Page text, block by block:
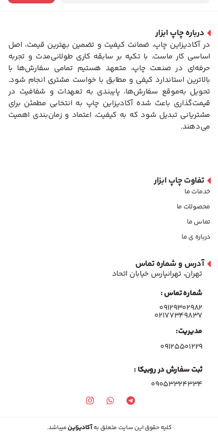
درباره چاپ ابزار
در آکادیزاین چاپ، ضمانت کیفیت و تضمین بهترین قیمت، اصل
اساسی کار ماست. با تکیه بر سابقه کاری طولانی‌مدت و تجربه
حرفه‌ای در صنعت چاپ، متعهد هستیم تمامی سفارش‌ها با
بالاترین استاندارد کیفی و مطابق با خواست مشتری انجام شود.
تحویل به‌موقع سفارش‌ها، پایبندی به تعهدات و شفافیت در
قیمت‌گذاری باعث شده آکادیزاین چاپ به انتخابی مطمئن برای
مشتریانی تبدیل شود که به کیفیت، اعتماد و زمان‌بندی اهمیت
می‌دهند.
تفاوت چاپ ابزار
خدمات ما
محصولات ما
تماس ما
درباره ی ما
آدرس و شماره تماس
تهران، تهرانپارس خیابان اتحاد
شماره تماس :
۰۹۱۲۹۳۰۲۹۸۲
۰۲۱۷۷۳۴۹۸۳۷
مدیریت:
۰۹۱۲۵۵۰۱۲۲۹
ثبت سفارش در روبیکا :
09053324334
کلیه حقوق این سایت متعلق بهآکادیزاینمیباشد.